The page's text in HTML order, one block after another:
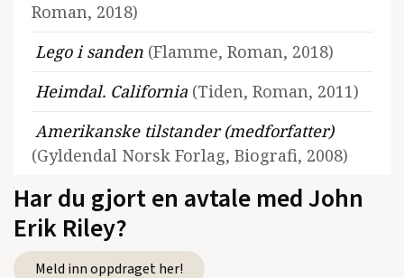
Roman, 2018)
Lego i sanden (Flamme, Roman, 2018)
Heimdal. California (Tiden, Roman, 2011)
Amerikanske tilstander (medforfatter)
(Gyldendal Norsk Forlag, Biografi, 2008)
Blår(Tiden, Essays, 2006)
San Francisco
Har du gjort en avtale med John
Erik Riley?
Meld inn oppdraget her!